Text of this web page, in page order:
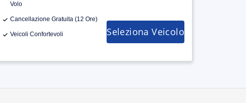
Volo
Cancellazione Gratuita (12 Ore)
Veicoli Confortevoli Seleziona Veicolo